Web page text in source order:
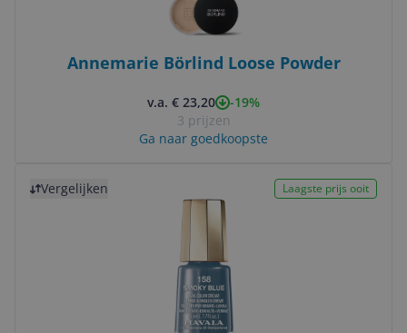
Annemarie Börlind Loose Powder
v.a. € 23,20
-19%
3 prijzen
Ga naar goedkoopste
Vergelijken Laagste prijs ooit